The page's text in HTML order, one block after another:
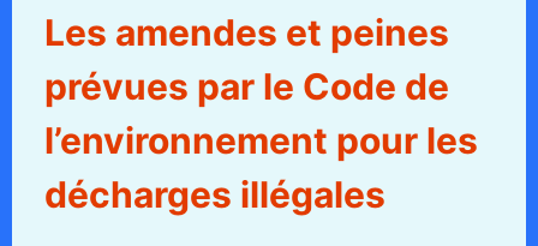
Les amendes et peines
prévues par le Code de
l’environnement pour les
décharges illégales